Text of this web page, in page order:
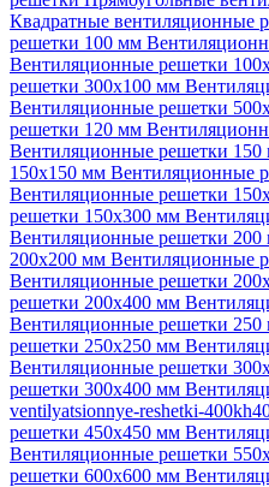
Квадратные вентиляционные
решетки 100 мм
Вентиляционные решетки
решетки 300х100 мм
Вентиляционные решетки
решетки 120 мм
Вентиляционные решетки 150
150х150 мм Вентиляционные
Вентиляционные решетки
решетки 150х300 мм
Вентиляционные решетки 200
200х200 мм Вентиляционные
Вентиляционные решетки
решетки 200х400 мм
Вентиляционные решетки
решетки 250х250 мм
Вентиляционные решетки
решетки 300х400 мм
ventilyatsionnye-reshetki-
решетки 450х450 мм
Вентиляционные решетки
решетки 600х600 мм